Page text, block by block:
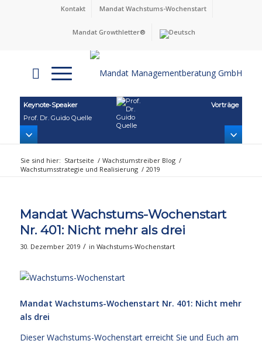
Kontakt Mandat Wachstums-Wochenstart
Mandat Growthletter®
Keynote‑Speaker
Prof. Dr. Guido Quelle
Vorträge
Sie sind hier: Startseite / Wachstumstreiber Blog /
Wachstumsstrategie und Realisierung / 2019
Mandat Wachstums-Wochenstart
Nr. 401: Nicht mehr als drei
30. Dezember 2019 / in Wachstums-Wochenstart
Mandat Wachstums-Wochenstart Nr. 401: Nicht mehr
als drei
Dieser Wachstums-Wochenstart erreicht Sie und Euch am